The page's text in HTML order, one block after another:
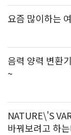
요즘 많이하는
음력 양력 변환
~
NATURE\'S
바꿔보려고 하